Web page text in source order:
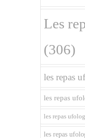
Les
(306)
les repas
les repas
les repas
les repas